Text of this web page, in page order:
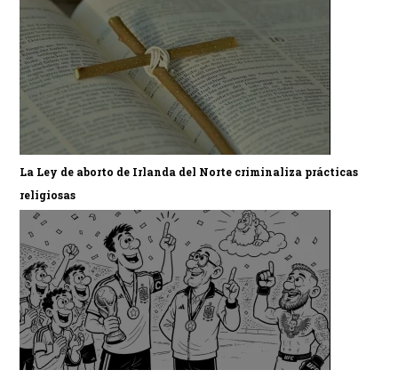
La Ley de aborto de Irlanda del Norte criminaliza prácticas
religiosas